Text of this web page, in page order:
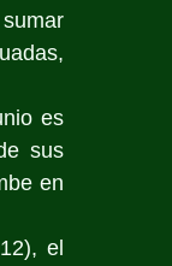
es
sus
en
el